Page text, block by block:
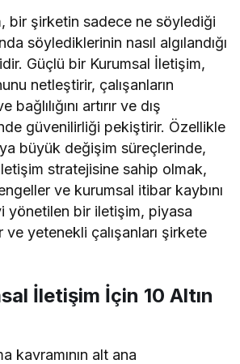
bir şirketin sadece ne söylediği
söylediklerinin nasıl algılandığı
Güçlü bir Kurumsal İletişim,
netleştirir, çalışanların
artırır ve dış
güvenilirliği pekiştirir. Özellikle
büyük değişim süreçlerinde,
stratejisine sahip olmak,
ve kurumsal itibar kaybını
yönetilen bir iletişim, piyasa
yetenekli çalışanları şirkete
İletişim İçin 10 Altın
kavramının alt ana